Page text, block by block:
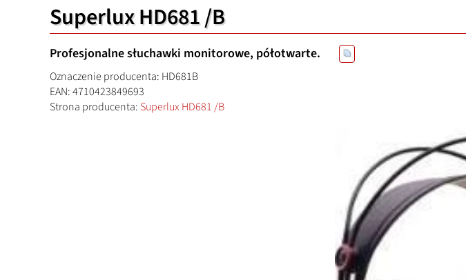
Superlux HD681 /B
Profesjonalne słuchawki monitorowe, półotwarte.
Oznaczenie producenta: HD681B
EAN: 4710423849693
Strona producenta: Superlux HD681 /B